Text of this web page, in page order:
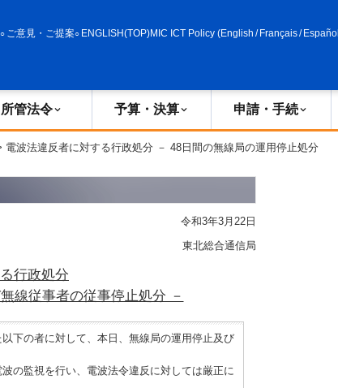
ご意見・ご提案 ENGLISH(TOP)MIC ICT Policy (English / Français/ Español
所管法令 予算・決算 申請・手続
電波法違反者に対する行政処分 － 48日間の無線局の運用停止処分
令和3年3月22日
東北総合通信局
行政処分
線従事者の従事停止処分 －
下の者に対して、本日、無線局の運用停止及び
の監視を行い、電波法令違反に対しては厳正に